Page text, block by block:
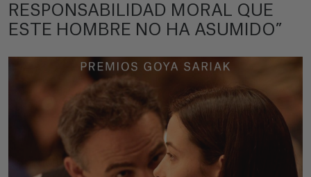
RESPONSABILIDAD MORAL QUE
ESTE HOMBRE NO HA ASUMIDO”